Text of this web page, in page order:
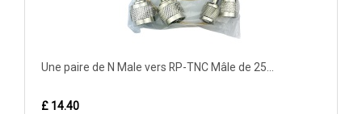
Une paire de N Male vers RP-TNC Mâle de 25...
£ 14.40